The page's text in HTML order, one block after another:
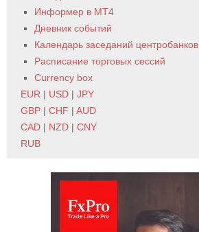
Информер в MT4
Дневник событий
Календарь заседаний центробанков
Расписание торговых сессий
Currency box
EUR | USD | JPY
GBP | CHF | AUD
CAD | NZD | CNY
RUB